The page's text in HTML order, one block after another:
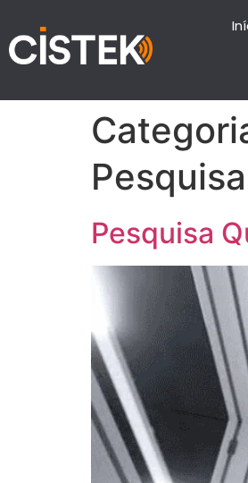
Pesquisa